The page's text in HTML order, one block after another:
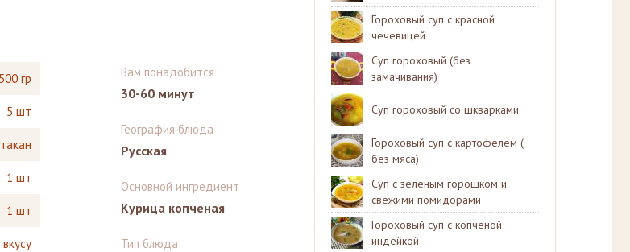
500 гр
5 шт
1 шт
1 шт
Вам понадобится
30-60 минут
География блюда
Русская
Основной ингредиент
Курица копченая
Тип блюда
Гороховый суп с красной
чечевицей
Суп гороховый (без
замачивания)
Суп гороховый со шкварками
Гороховый суп с картофелем (
без мяса)
Суп с зеленым горошком и
свежими помидорами
Гороховый суп с копченой
индейкой